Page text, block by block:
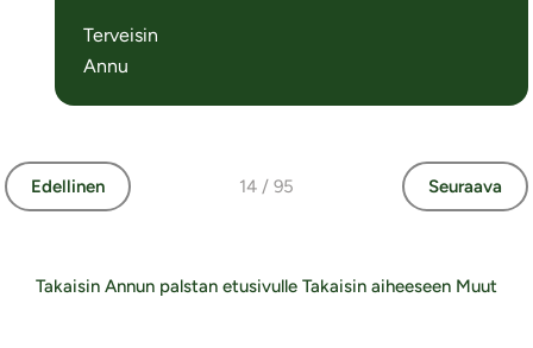
Terveisin
Annu
Edellinen 14 / 95 Seuraava
Takaisin Annun palstan etusivulle Takaisin aiheeseen Muut